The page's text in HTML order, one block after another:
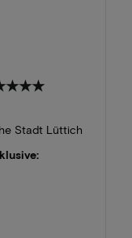
Stadt Lüttich